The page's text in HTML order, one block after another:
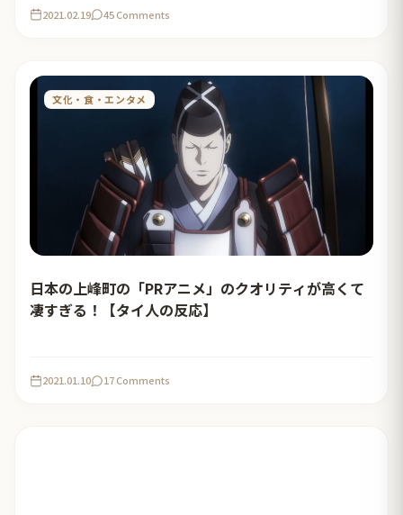
2021.02.19 45 Comments
文化・食・エンタメ
日本の上峰町の「PRアニメ」のクオリティが高くて
凄すぎる！【タイ人の反応】
2021.01.10 17 Comments